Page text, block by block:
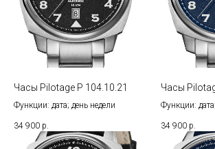
Часы Pilotage P 104.10.21
Функции: дата; день недели
34 900 р.
Часы
Функции:
34 900 р.